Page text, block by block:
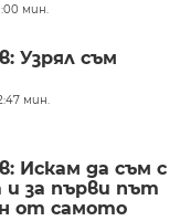
мин.
Узрял съм
мин.
Искам да съм с
и за първи път
от самото